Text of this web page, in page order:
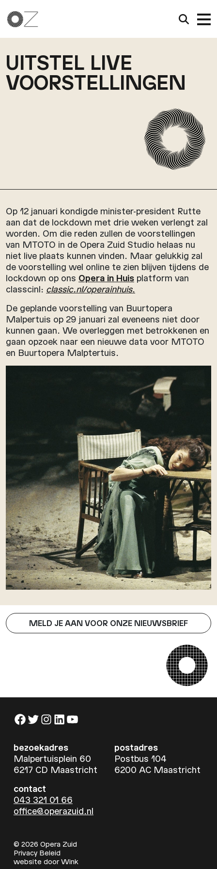
UITSTEL LIVE
VOORSTELLINGEN
Op 12 januari kondigde minister-president Rutte
aan dat de lockdown met drie weken verlengt zal
worden. Om die reden zullen de voorstellingen
van MTOTO in de Opera Zuid Studio helaas nu
niet live plaats kunnen vinden. Maar gelukkig zal
de voorstelling wel online te zien blijven tijdens de
lockdown op ons Opera in Huis platform van
classcinl: classic.nl/operainhuis.
De geplande voorstelling van Buurtopera
Malpertuis op 29 januari zal eveneens niet door
kunnen gaan. We overleggen met betrokkenen en
gaan opzoek naar een nieuwe data voor MTOTO
en Buurtopera Malptertuis.
MELD JE AAN VOOR ONZE NIEUWSBRIEF
Facebook
Twitter
Instagram
LinkedIn
YouTube
bezoekadres
Malpertuisplein 60
6217 CD Maastricht
postadres
Postbus 104
6200 AC Maastricht
contact
043 321 01 66
office@operazuid.nl
© 2026 Opera Zuid
Privacy Beleid
website doorWink